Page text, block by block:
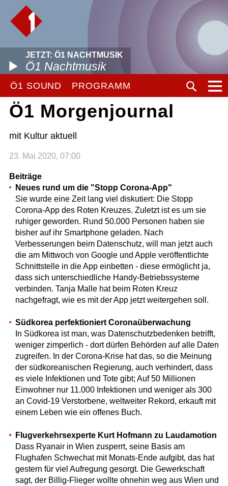
JETZT: Ö1 NACHTMUSIK
Ö1 Nachtmusik
Ö1 SOUND PROGRAMM
Ö1 Morgenjournal
mit Kultur aktuell
23. Mai 2020, 07:00
Beiträge
Neues rund um die "Stopp Corona-App"
Sie wurde eine Zeit lang viel diskutiert: Die Stopp
Corona-App des Roten Kreuzes. Zuletzt ist es um sie
ruhiger geworden. Rund 50.000 Personen haben sie
bisher auf ihr Smartphone geladen. Nach
Verbesserungen beim Datenschutz, will man jetzt auch
die am Mittwoch von Google und Apple veröffentlichte
Schnittstelle in die App einbetten - diese ermöglicht ja,
dass sich unterschiedliche Handy-Betriebssysteme
verbinden. Tanja Malle hat beim Roten Kreuz
nachgefragt, wie es mit der App jetzt weitergehen soll.
Südkorea perfektioniert Coronaüberwachung
In Südkorea ist man, was Datenschutzbedenken betrifft,
weniger zimperlich - dort dürfen Behörden auf alle Daten
zugreifen. In der Corona-Krise hat das, so die Meinung
der südkoreanischen Regierung, auch verhindert, dass
es viele Infektionen und Tote gibt; Auf 50 Millionen
Einwohner nur 11.000 Infektionen und weniger als 300
an Covid-19 Verstorbene, weltweiter Rekord, erkauft mit
einem Leben wie ein offenes Buch.
Flugverkehrsexperte Kurt Hofmann zu Laudamotion
Dass Ryanair in Wien zusperrt, seine Basis am
Flughafen Schwechat mit Monats-Ende aufgibt, das hat
gestern für viel Aufregung gesorgt. Die Gewerkschaft
sagt, der Billig-Flieger wollte ohnehin weg aus Wien und